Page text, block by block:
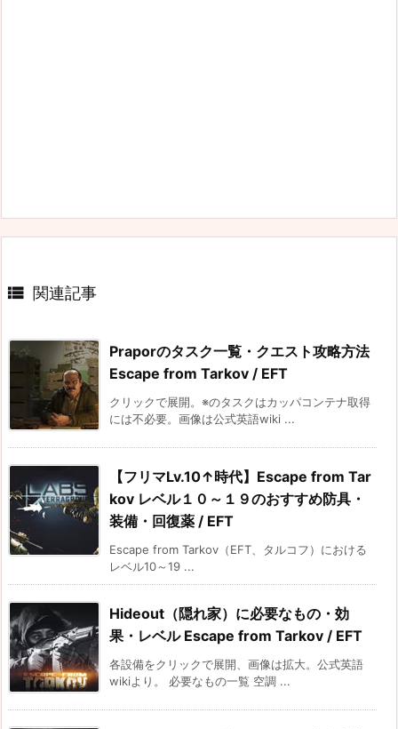
 関連記事
Praporのタスク一覧・クエスト攻略方法
Escape from Tarkov / EFT
クリックで展開。※のタスクはカッパコンテナ取得
には不必要。画像は公式英語wiki ...
【フリマLv.10↑時代】Escape from Tar
kov レベル１０～１９のおすすめ防具・
装備・回復薬 / EFT
Escape from Tarkov（EFT、タルコフ）における
レベル10～19 ...
Hideout（隠れ家）に必要なもの・効
果・レベル Escape from Tarkov / EFT
各設備をクリックで展開、画像は拡大。公式英語
wikiより。 必要なもの一覧 空調 ...